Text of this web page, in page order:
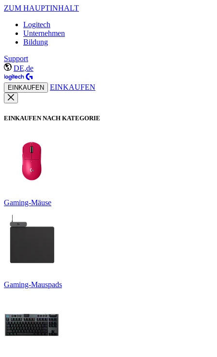
ZUM HAUPTINHALT
Logitech
Unternehmen
Bildung
Support
DE,de
EINKAUFEN EINKAUFEN
EINKAUFEN NACH KATEGORIE
Gaming-Mäuse
Gaming-Mauspads